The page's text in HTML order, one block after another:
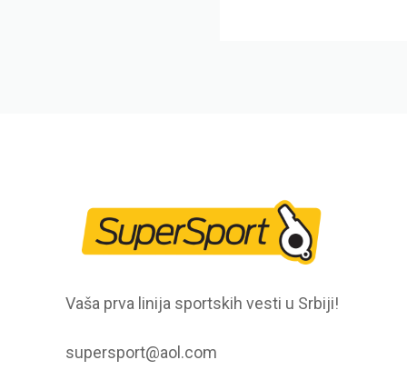
Vaša prva linija sportskih vesti u Srbiji!
supersport@aol.com